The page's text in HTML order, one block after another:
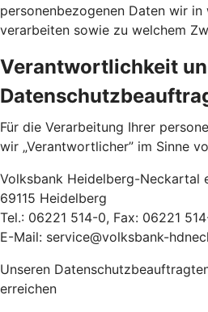
personenbezogenen Daten wir in
verarbeiten sowie zu welchem
Verantwortlichkeit
Für die Verarbeitung Ihrer
wir „Verantwortlicher” im Sinne
Volksbank Heidelberg-Neckartal
69115 Heidelberg
Tel.: 06221 514-0, Fax: 06221
E-Mail: service@volksbank-
Unseren
erreichen